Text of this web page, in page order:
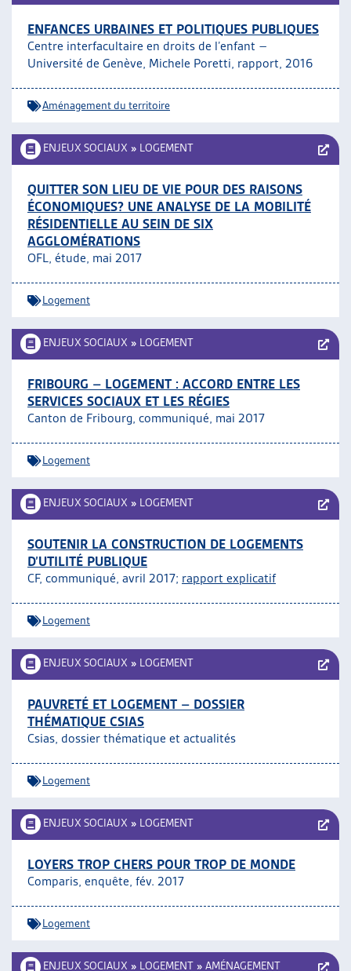
ENFANCES URBAINES ET POLITIQUES PUBLIQUES
Centre interfacultaire en droits de l’enfant –
Université de Genève, Michele Poretti, rapport, 2016
Aménagement du territoire
ENJEUX SOCIAUX » LOGEMENT
QUITTER SON LIEU DE VIE POUR DES RAISONS
ÉCONOMIQUES? UNE ANALYSE DE LA MOBILITÉ
RÉSIDENTIELLE AU SEIN DE SIX
AGGLOMÉRATIONS
OFL, étude, mai 2017
Logement
ENJEUX SOCIAUX » LOGEMENT
FRIBOURG – LOGEMENT : ACCORD ENTRE LES
SERVICES SOCIAUX ET LES RÉGIES
Canton de Fribourg, communiqué, mai 2017
Logement
ENJEUX SOCIAUX » LOGEMENT
SOUTENIR LA CONSTRUCTION DE LOGEMENTS
D’UTILITÉ PUBLIQUE
CF, communiqué, avril 2017; rapport explicatif
Logement
ENJEUX SOCIAUX » LOGEMENT
PAUVRETÉ ET LOGEMENT – DOSSIER
THÉMATIQUE CSIAS
Csias, dossier thématique et actualités
Logement
ENJEUX SOCIAUX » LOGEMENT
LOYERS TROP CHERS POUR TROP DE MONDE
Comparis, enquête, fév. 2017
Logement
ENJEUX SOCIAUX » LOGEMENT » AMÉNAGEMENT